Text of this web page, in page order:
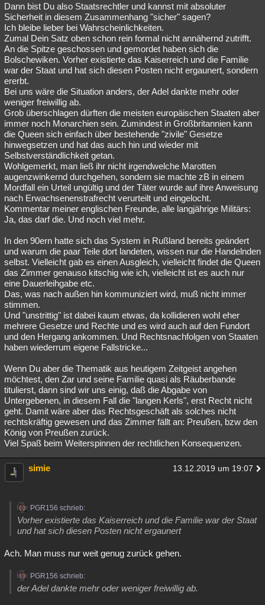
Dann bist Du also Staatsrechtler und kannst mit absoluter
Sicherheit in diesem Zusammenhang "sicher" sagen?
Ich bleibe lieber bei Wahrscheinlichkeiten.
Zumal Dein Satz oben schon rein formal nicht annähernd zutrifft.
An die Spitze geschossen und gemordet haben sich die
Bolschewiken. Vorher existierte das Kaiserreich und die Familie
war der Staat und hat sich diesen Posten nicht ergaunert, sondern
ererbt.
Bei uns wäre die Situation anders, der Adel dankte mehr oder
weniger freiwillig ab.
Grob überschlagen dürften die meisten europäischen Staaten aber
immer noch Monarchien sein. Zumindest in Großbritannien kann
die Queen sich einfach über bestehende "zivile" Gesetze
hinwegsetzen und hat das auch hin und wieder mit
Selbstverständlichkeit getan.
Wohlgemerkt, man ließ ihr nicht irgendwelche Marotten
augenzwinkernd durchgehen, sondern sie machte zB in einem
Mordfall ein Urteil ungültig und der Täter wurde auf ihre Anweisung
nach Erwachsenenstrafrecht verurteilt und eingelocht.
Kommentar meiner englischen Freunde, alle langjährige Militärs:
Ja, das darf die. Und noch viel mehr.
In den 90ern hatte sich das System in Rußland bereits geändert
und warum die paar Teile dort landeten, wissen nur die Handelnden
selbst. Vielleicht gab es einen Ausgleich, vielleicht findet die Queen
das Zimmer genauso kitschig wie ich, vielleicht ist es auch nur
eine Dauerleihgabe etc.
Das, was nach außen hin kommuniziert wird, muß nicht immer
stimmen.
Und "unstrittig" ist dabei kaum etwas, da kollidieren wohl eher
mehrere Gesetze und Rechte und es wird auch auf den Fundort
und den Hergang ankommen. Und Rechtsnachfolgen von Staaten
haben wiederrum eigene Fallstricke...
Wenn Du aber die Thematik aus heutigem Zeitgeist angehen
möchtest, den Zar und seine Familie quasi als Räuberbande
titulierst, dann sind wir uns einig, daß die Abgabe von
Untergebenen, in diesem Fall die "langen Kerls", erst Recht nicht
geht. Damit wäre aber das Rechtsgeschäft als solches nicht
rechtskräftig gewesen und das Zimmer fällt an: Preußen, bzw den
König von Preußen zurück.
Viel Spaß beim Weiterspinnen der rechtlichen Konsequenzen.
simie 13.12.2019 um 19:07
PGR156 schrieb:
Vorher existierte das Kaiserreich und die Familie war der Staat
und hat sich diesen Posten nicht ergaunert
Ach. Man muss nur weit genug zurück gehen.
PGR156 schrieb:
der Adel dankte mehr oder weniger freiwillig ab.